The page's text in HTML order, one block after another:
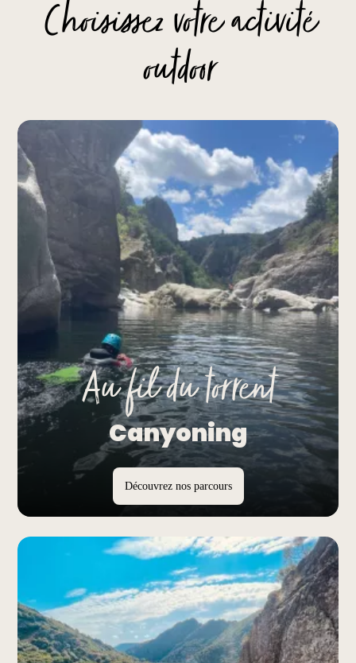
Choisissez votre activité
outdoor
Au fil du torrent
Canyoning
Découvrez nos parcours